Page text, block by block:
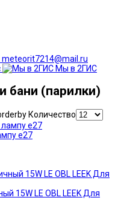
meteorit7214@mail.ru
Мы в 2ГИС
бани (парилки)
Количество
е27
15W LE OBL LEEK Для